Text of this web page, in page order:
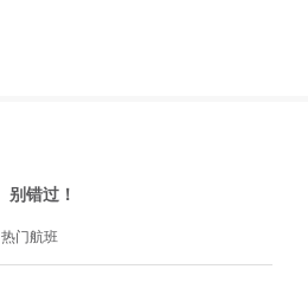
别错过！
热门航班